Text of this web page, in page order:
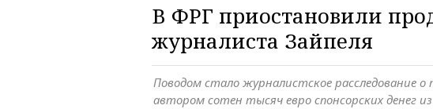
В ФРГ приостановили
журналиста Зайпеля
Поводом стало журналистское расследование о
автором сотен тысяч евро спонсорских денег